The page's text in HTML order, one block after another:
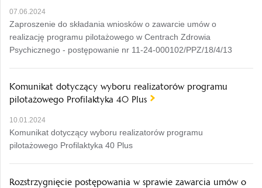
07.06.2024
Zaproszenie do składania wniosków o zawarcie umów o
realizację programu pilotażowego w Centrach Zdrowia
Psychicznego - postępowanie nr 11-24-000102/PPZ/18/4/13
Komunikat dotyczący wyboru realizatorów programu
pilotażowego Profilaktyka 40 Plus
10.01.2024
Komunikat dotyczący wyboru realizatorów programu
pilotażowego Profilaktyka 40 Plus
Rozstrzygnięcie postępowania w sprawie zawarcia umów o